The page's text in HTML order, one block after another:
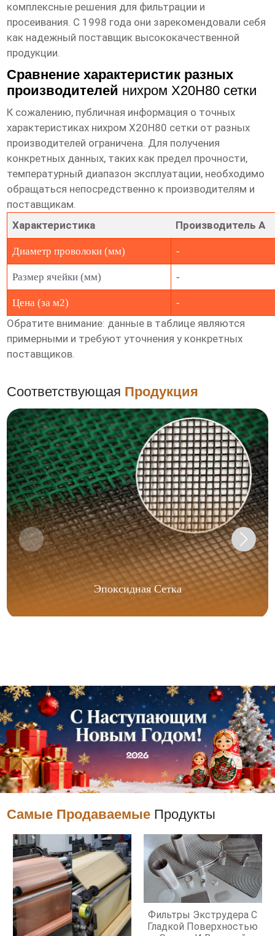
комплексные решения для фильтрации и
просеивания. С 1998 года они зарекомендовали себя
как надежный поставщик высококачественной
продукции.
Сравнение характеристик разных
производителей нихром Х20Н80 сетки
К сожалению, публичная информация о точных
характеристиках нихром Х20Н80 сетки от разных
производителей ограничена. Для получения
конкретных данных, таких как предел прочности,
температурный диапазон эксплуатации, необходимо
обращаться непосредственно к производителям и
поставщикам.
Характеристика
Производитель A
Диаметр проволоки (мм) -
Размер ячейки (мм) -
Цена (за м2) -
Обратите внимание: данные в таблице являются
примерными и требуют уточнения у конкретных
поставщиков.
Соответствующая Продукция
Эпоксидная Сетка
Самые Продаваемые Продукты
Фильтры Экструдера С
Гладкой Поверхностью